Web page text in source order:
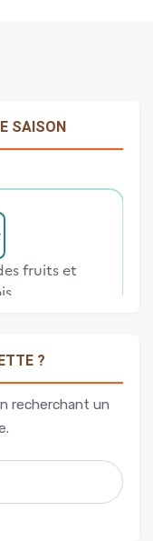
SAISON
?
recherchant un